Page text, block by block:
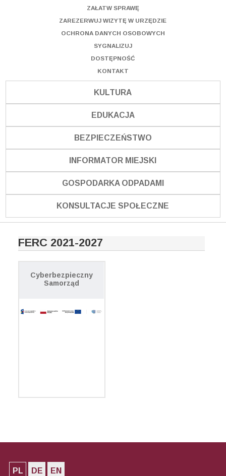
ZAŁATW SPRAWĘ
ZAREZERWUJ WIZYTĘ W URZĘDZIE
OCHRONA DANYCH OSOBOWYCH
SYGNALIZUJ
DOSTĘPNOŚĆ
KONTAKT
KULTURA
EDUKACJA
BEZPIECZEŃSTWO
INFORMATOR MIEJSKI
GOSPODARKA ODPADAMI
KONSULTACJE SPOŁECZNE
FERC 2021-2027
Cyberbezpieczny
Samorząd
PL DE EN